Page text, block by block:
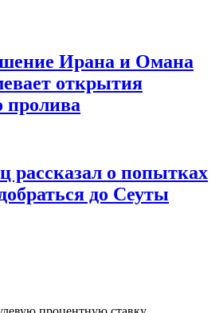
Ирана и Омана
открытия
пролива
рассказал о попытках
до Сеуты